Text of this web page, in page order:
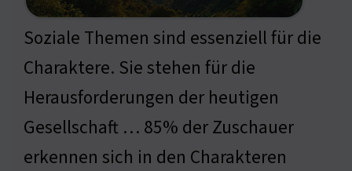
Soziale Themen sind essenziell für die
Charaktere. Sie stehen für die
Herausforderungen der heutigen
Gesellschaft … 85% der Zuschauer
erkennen sich in den Charakteren